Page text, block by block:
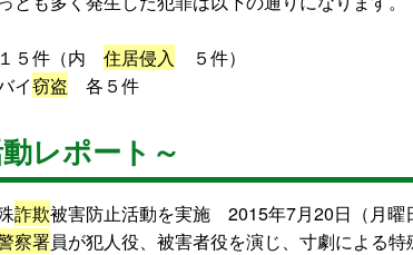
５件（内 住居侵入 ５件）
イ窃盗 各５件
レポート～
詐欺被害防止活動を実施 2015年7月20日（月曜
察署員が犯人役、被害者役を演じ、寸劇による特